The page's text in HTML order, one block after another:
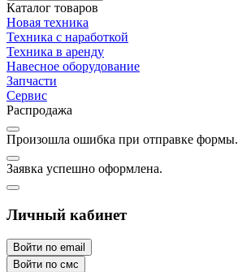
Каталог товаров
Новая техника
Техника с наработкой
Техника в аренду
Навесное оборудование
Запчасти
Сервис
Распродажа
Произошла ошибка при отправке формы.
Заявка успешно оформлена.
Личный кабинет
Войти по email
Войти по смс